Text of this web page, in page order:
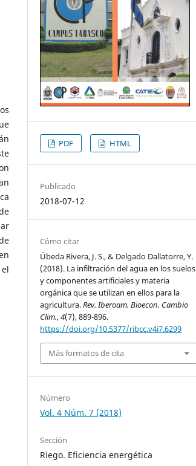
PDF HTML
Publicado
2018-07-12
Cómo citar
Úbeda Rivera, J. S., & Delgado Dallatorre, Y.
(2018). La infiltración del agua en los suelos
y componentes artificiales y materia
orgánica que se utilizan en ellos para la
agricultura.Rev. Iberoam. Bioecon. Cambio
Clim.,4(7), 889-896.
https://doi.org/10.5377/ribcc.v4i7.6299
Más formatos de cita
Número
Vol. 4 Núm. 7 (2018)
Sección
Riego. Eficiencia energética